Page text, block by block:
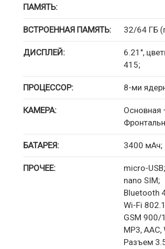
ПАМЯТЬ:
ВСТРОЕННАЯ ПАМЯТЬ: 32/64 ГБ
ДИСПЛЕЙ:
6.21″,
415;
ПРОЦЕССОР: 8-ми
КАМЕРА:
БАТАРЕЯ: 3400 мАч;
ПРОЧЕЕ:
micro-USB;
nano SIM;
Bluetooth
Wi-Fi
GSM 900/
MP3, AAC,
Разъем